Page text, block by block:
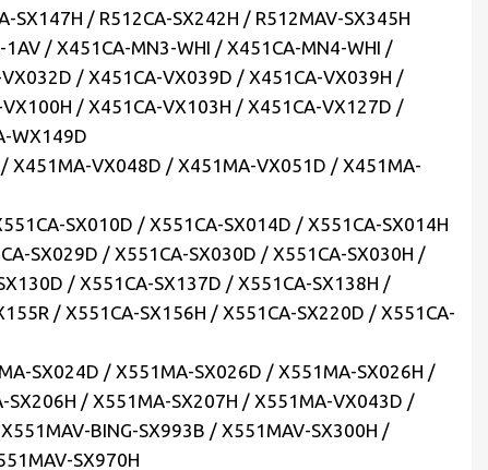
SX147H / R512CA-SX242H / R512MAV-SX345H
/ X451CA-MN3-WHI / X451CA-MN4-WHI /
/ X451CA-VX039D / X451CA-VX039H /
/ X451CA-VX103H / X451CA-VX127D /
WX149D
X451MA-VX048D / X451MA-VX051D / X451MA-
SX010D / X551CA-SX014D / X551CA-SX014H
SX029D / X551CA-SX030D / X551CA-SX030H /
/ X551CA-SX137D / X551CA-SX138H /
/ X551CA-SX156H / X551CA-SX220D / X551CA-
SX024D / X551MA-SX026D / X551MA-SX026H /
/ X551MA-SX207H / X551MA-VX043D /
BING-SX993B / X551MAV-SX300H /
SX970H